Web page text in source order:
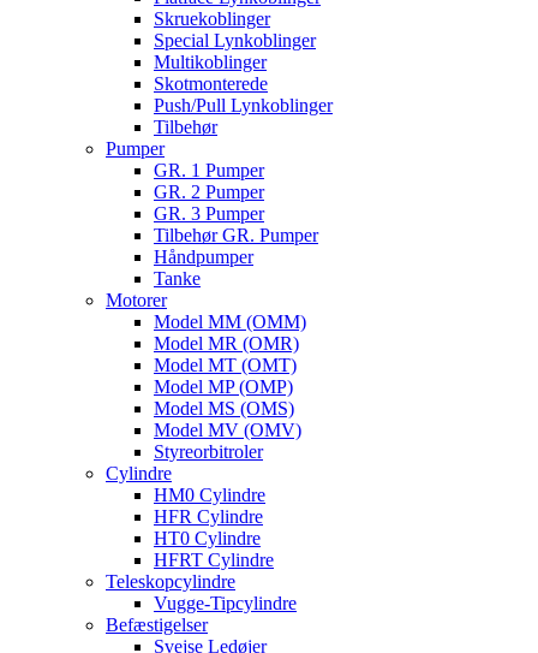
Skruekoblinger
Special Lynkoblinger
Multikoblinger
Skotmonterede
Push/Pull Lynkoblinger
Tilbehør
Pumper
GR. 1 Pumper
GR. 2 Pumper
GR. 3 Pumper
Tilbehør GR. Pumper
Håndpumper
Tanke
Motorer
Model MM (OMM)
Model MR (OMR)
Model MT (OMT)
Model MP (OMP)
Model MS (OMS)
Model MV (OMV)
Styreorbitroler
Cylindre
HM0 Cylindre
HFR Cylindre
HT0 Cylindre
HFRT Cylindre
Teleskopcylindre
Vugge-Tipcylindre
Befæstigelser
Svejse Ledøjer